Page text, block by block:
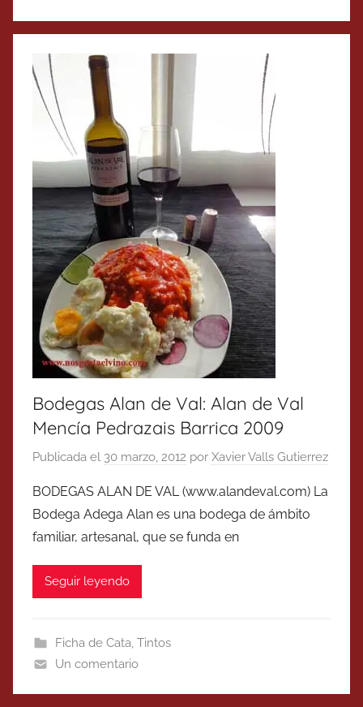
Bodegas Alan de Val: Alan de Val
Mencía Pedrazais Barrica 2009
Publicada el 30 marzo, 2012 por Xavier Valls Gutierrez
BODEGAS ALAN DE VAL (www.alandeval.com) La
Bodega Adega Alan es una bodega de ámbito
familiar, artesanal, que se funda en
Seguir leyendo
Ficha de Cata, Tintos
Un comentario